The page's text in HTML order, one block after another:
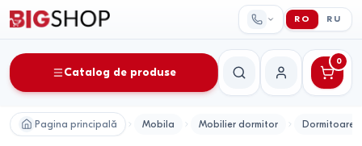
RO RU
Catalog de produse
CăutareContul meu
0
Pagina principală Mobila Mobilier dormitor Dormitoare